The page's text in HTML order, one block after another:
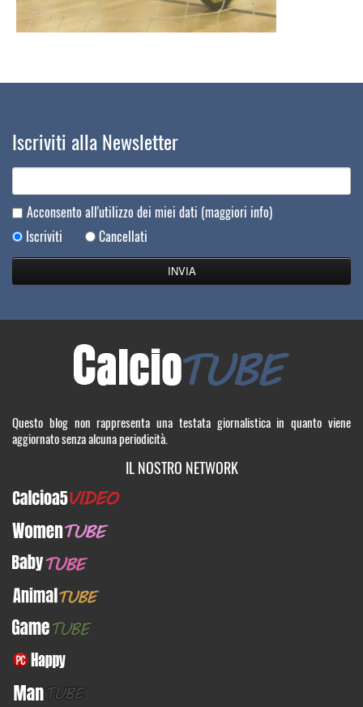
Iscriviti alla Newsletter
Acconsento all'utilizzo dei miei dati (maggiori info)
Iscriviti
Cancellati
Questo blog non rappresenta una testata giornalistica in quanto viene
aggiornato senza alcuna periodicità.
IL NOSTRO NETWORK